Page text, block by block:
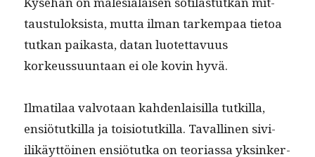
taus­tu­lok­sista, mut­ta ilman tarkem­paa tietoa
tutkan paikas­ta, datan luotet­tavu­us
korkeussu­un­taan ei ole kovin hyvä.
Ilmati­laa valvotaan kah­den­laisil­la tutkil­la,
ensiö­tutkil­la ja toisio­tutkil­la. Tavalli­nen sivi­
ilikäyt­töi­nen ensiö­tut­ka on teo­ri­as­sa yksinker­